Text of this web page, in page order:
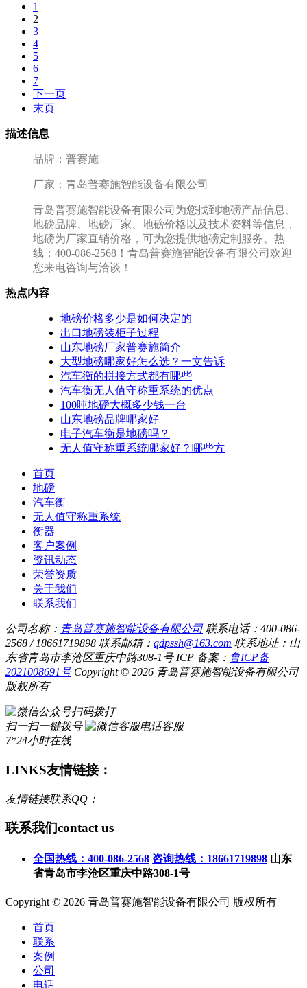
1
2
3
4
5
6
7
下一页
末页
描述信息
品牌：普赛施
厂家：青岛普赛施智能设备有限公司
青岛普赛施智能设备有限公司为您找到地磅产品信息、
地磅品牌、地磅厂家、地磅价格以及技术资料等信息，
地磅为厂家直销价格，可为您提供地磅定制服务。热
线：400-086-2568！青岛普赛施智能设备有限公司欢迎
您来电咨询与洽谈！
热点内容
地磅价格多少是如何决定的
出口地磅装柜子过程
山东地磅厂家普赛施简介
大型地磅哪家好怎么选？一文告诉
汽车衡的拼接方式都有哪些
汽车衡无人值守称重系统的优点
100吨地磅大概多少钱一台
山东地磅品牌哪家好
电子汽车衡是地磅吗？
无人值守称重系统哪家好？哪些方
首页
地磅
汽车衡
无人值守称重系统
衡器
客户案例
资讯动态
荣誉资质
关于我们
联系我们
公司名称： 青岛普赛施智能设备有限公司 联系电话：400-086-
2568 / 18661719898 联系邮箱： qdpssh@163.com 联系地址：山
东省青岛市李沧区重庆中路308-1号 ICP 备案： 鲁ICP备
2021008691号 Copyright © 2026 青岛普赛施智能设备有限公司
版权所有
扫码拨打
扫一扫一键拨号
电话客服
7*24小时在线
LINKS友情链接：
友情链接联系QQ：
联系我们contact us
全国热线：400-086-2568 咨询热线：18661719898 山东
省青岛市李沧区重庆中路308-1号
Copyright © 2026 青岛普赛施智能设备有限公司 版权所有
首页
联系
案例
公司
电话